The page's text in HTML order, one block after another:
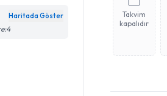
Haritada Göster
Takvim
kapalıdır